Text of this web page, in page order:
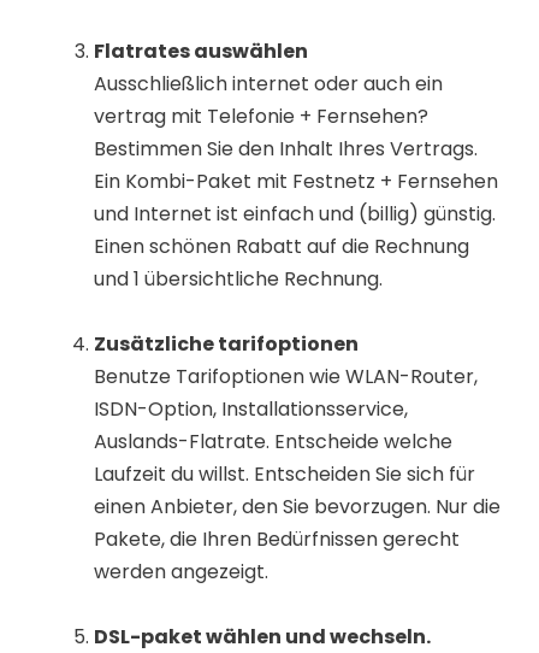
Flatrates auswählen
Ausschließlich internet oder auch ein
vertrag mit Telefonie + Fernsehen?
Bestimmen Sie den Inhalt Ihres Vertrags.
Ein Kombi-Paket mit Festnetz + Fernsehen
und Internet ist einfach und (billig) günstig.
Einen schönen Rabatt auf die Rechnung
und 1 übersichtliche Rechnung.
Zusätzliche tarifoptionen
Benutze Tarifoptionen wie WLAN-Router,
ISDN-Option, Installationsservice,
Auslands-Flatrate. Entscheide welche
Laufzeit du willst. Entscheiden Sie sich für
einen Anbieter, den Sie bevorzugen. Nur die
Pakete, die Ihren Bedürfnissen gerecht
werden angezeigt.
DSL-paket wählen und wechseln.